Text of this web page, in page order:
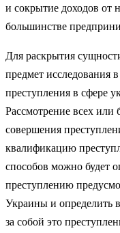
и сокрытие доходов от
большинстве
Для раскрытия
предмет исследования
преступления в сфере
Рассмотрение всех или
совершения
квалификацию
способов можно будет
преступлению
Украины и определить
за собой это